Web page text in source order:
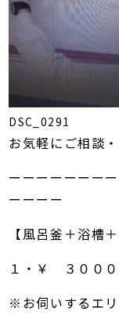
DSC_0291
お気軽にご相談
ーーーーーーー
ーーーー
【風呂釜＋浴槽
１・￥ ３０００
※お伺いするエ